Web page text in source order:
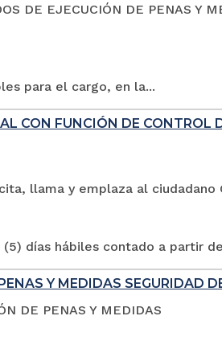
DE EJECUCIÓN DE PENAS Y
para el cargo, en la...
CON FUNCIÓN DE CONTROL
llama y emplaza al ciudadano
días hábiles contado a partir
Y MEDIDAS SEGURIDAD
DE PENAS Y MEDIDAS